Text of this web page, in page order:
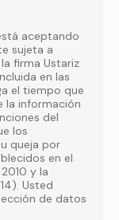
aceptando
sujeta a
firma Ustariz
en las
el tiempo que
del
los
queja por
en el
y la
de datos